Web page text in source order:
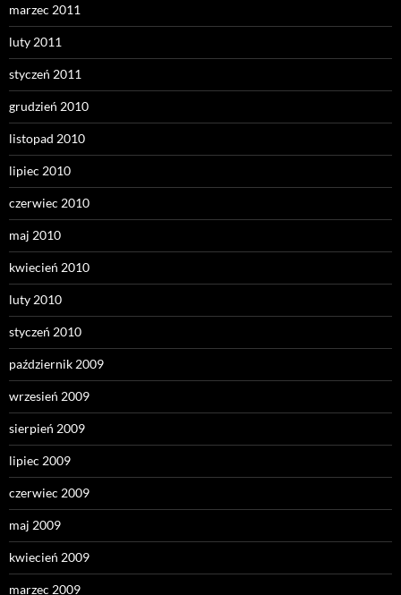
marzec 2011
luty 2011
styczeń 2011
grudzień 2010
listopad 2010
lipiec 2010
czerwiec 2010
maj 2010
kwiecień 2010
luty 2010
styczeń 2010
październik 2009
wrzesień 2009
sierpień 2009
lipiec 2009
czerwiec 2009
maj 2009
kwiecień 2009
marzec 2009